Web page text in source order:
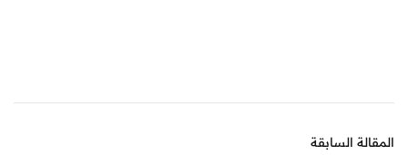
المقالة السابقة